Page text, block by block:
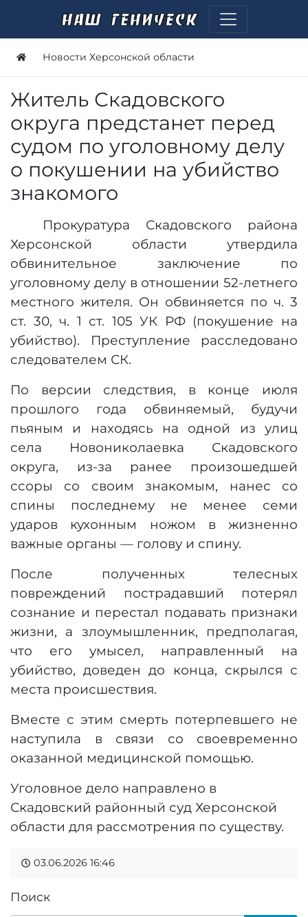
Новости Херсонской области
Житель Скадовского
округа предстанет перед
судом по уголовному делу
о покушении на убийство
знакомого
Прокуратура Скадовского района
Херсонской области утвердила
обвинительное заключение по
уголовному делу в отношении 52-летнего
местного жителя. Он обвиняется по ч. 3
ст. 30, ч. 1 ст. 105 УК РФ (покушение на
убийство). Преступление расследовано
следователем СК.
По версии следствия, в конце июля
прошлого года обвиняемый, будучи
пьяным и находясь на одной из улиц
села Новониколаевка Скадовского
округа, из-за ранее произошедшей
ссоры со своим знакомым, нанес со
спины последнему не менее семи
ударов кухонным ножом в жизненно
важные органы — голову и спину.
После полученных телесных
повреждений пострадавший потерял
сознание и перестал подавать признаки
жизни, а злоумышленник, предполагая,
что его умысел, направленный на
убийство, доведен до конца, скрылся с
места происшествия.
Вместе с этим смерть потерпевшего не
наступила в связи со своевременно
оказанной медицинской помощью.
Уголовное дело направлено в
Скадовский районный суд Херсонской
области для рассмотрения по существу.
03.06.2026 16:46
Поиск